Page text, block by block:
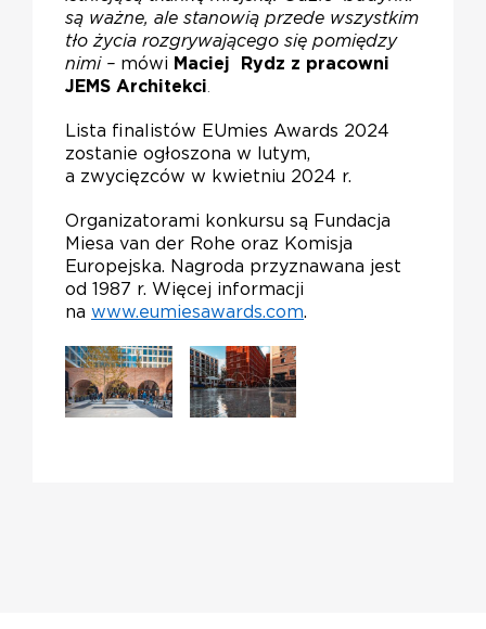
są ważne, ale stanowią przede wszystkim
tło życia rozgrywającego się pomiędzy
nimi – mówi Maciej Rydz z pracowni
JEMS Architekci.
Lista finalistów EUmies Awards 2024
zostanie ogłoszona w lutym,
a zwycięzców w kwietniu 2024 r.
Organizatorami konkursu są Fundacja
Miesa van der Rohe oraz Komisja
Europejska. Nagroda przyznawana jest
od 1987 r. Więcej informacji
na www.eumiesawards.com.